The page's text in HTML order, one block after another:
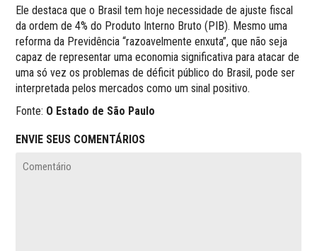
Ele destaca que o Brasil tem hoje necessidade de ajuste fiscal
da ordem de 4% do Produto Interno Bruto (PIB). Mesmo uma
reforma da Previdência “razoavelmente enxuta”, que não seja
capaz de representar uma economia significativa para atacar de
uma só vez os problemas de déficit público do Brasil, pode ser
interpretada pelos mercados como um sinal positivo.
Fonte: O Estado de São Paulo
ENVIE SEUS COMENTÁRIOS